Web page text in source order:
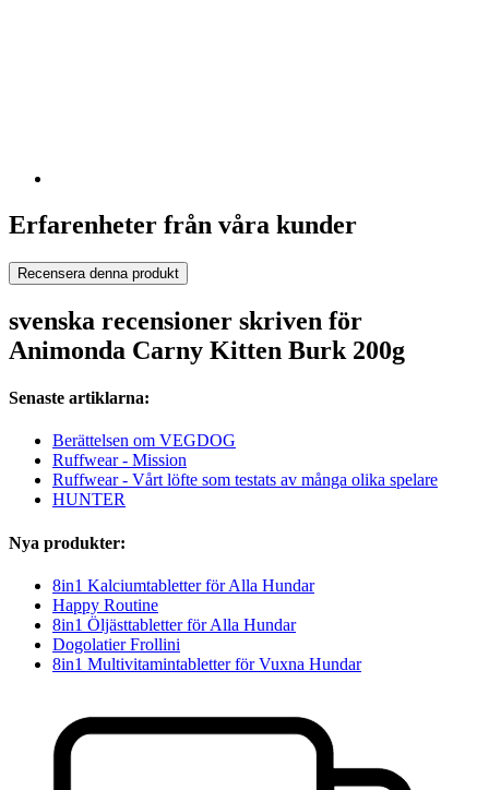
Erfarenheter från våra kunder
Recensera denna produkt
svenska recensioner skriven för
Animonda Carny Kitten Burk 200g
Senaste artiklarna:
Berättelsen om VEGDOG
Ruffwear - Mission
Ruffwear - Vårt löfte som testats av många olika spelare
HUNTER
Nya produkter:
8in1 Kalciumtabletter för Alla Hundar
Happy Routine
8in1 Öljästtabletter för Alla Hundar
Dogolatier Frollini
8in1 Multivitamintabletter för Vuxna Hundar